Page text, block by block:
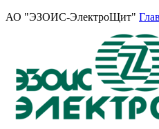
АО "ЭЗОИС-ЭлектроЩит"